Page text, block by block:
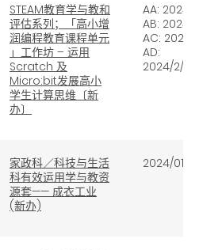
STEAM教育学与教和
评估系列；「高小增
润编程教育课程单元
」工作坊 – 运用
Scratch 及
Micro:bit发展高小
学生计算思维〔新
办〕
AA: 2024/
AB: 2024/
AC: 2024/
AD:
2024/2/28
家政科／科技与生活
科有效运用学与教资
源套—— 成衣工业
(新办)
2024/01/